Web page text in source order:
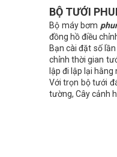
BỘ TƯỚI
Bộ máy bơm
đồng hồ điều
Bạn cài đặt số
chỉnh thời gian
lập đi lập lại
Với trọn bộ tưới
tường, Cây cảnh